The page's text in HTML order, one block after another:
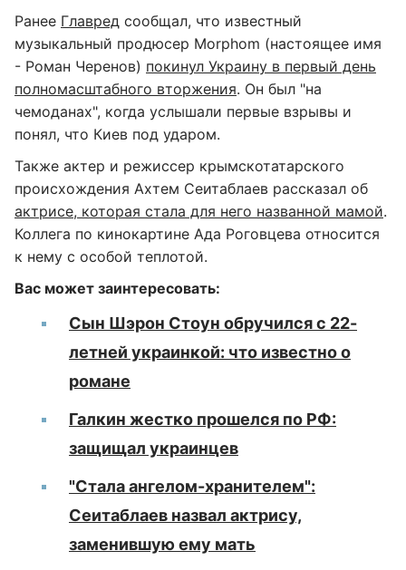
Ранее Главред сообщал, что известный
музыкальный продюсер Morphom (настоящее имя
- Роман Черенов) покинул Украину в первый день
полномасштабного вторжения. Он был "на
чемоданах", когда услышали первые взрывы и
понял, что Киев под ударом.
Также актер и режиссер крымскотатарского
происхождения Ахтем Сеитаблаев рассказал об
актрисе, которая стала для него названной мамой.
Коллега по кинокартине Ада Роговцева относится
к нему с особой теплотой.
Вас может заинтересовать:
Сын Шэрон Стоун обручился с 22-
летней украинкой: что известно о
романе
Галкин жестко прошелся по РФ:
защищал украинцев
"Стала ангелом-хранителем":
Сеитаблаев назвал актрису,
заменившую ему мать